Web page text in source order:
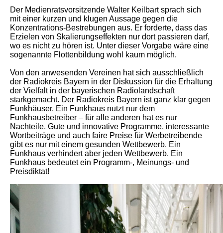
Der Medienratsvorsitzende Walter Keilbart sprach sich
mit einer kurzen und klugen Aussage gegen die
Konzentrations-Bestrebungen aus. Er forderte, dass das
Erzielen von Skalierungseffekten nur dort passieren darf,
wo es nicht zu hören ist. Unter dieser Vorgabe wäre eine
sogenannte Flottenbildung wohl kaum möglich.
Von den anwesenden Vereinen hat sich ausschließlich
der Radiokreis Bayern in der Diskussion für die Erhaltung
der Vielfalt in der bayerischen Radiolandschaft
starkgemacht. Der Radiokreis Bayern ist ganz klar gegen
Funkhäuser. Ein Funkhaus nutzt nur dem
Funkhausbetreiber – für alle anderen hat es nur
Nachteile. Gute und innovative Programme, interessante
Wortbeiträge und auch faire Preise für Werbetreibende
gibt es nur mit einem gesunden Wettbewerb. Ein
Funkhaus verhindert aber jeden Wettbewerb. Ein
Funkhaus bedeutet ein Programm-, Meinungs- und
Preisdiktat!